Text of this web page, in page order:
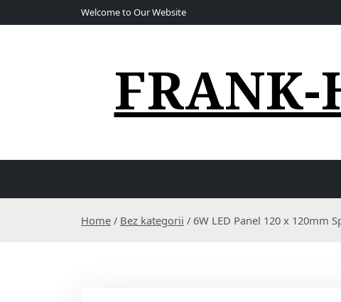
k
t
n
Welcome to Our Website
Home / Bez kategorii / 6W LED Panel 120 x 120mm